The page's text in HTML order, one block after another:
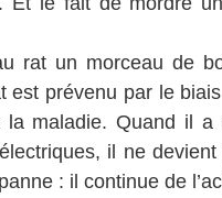
rat un morceau de
est prévenu par le
la maladie. Quand il
il ne
: il continue de